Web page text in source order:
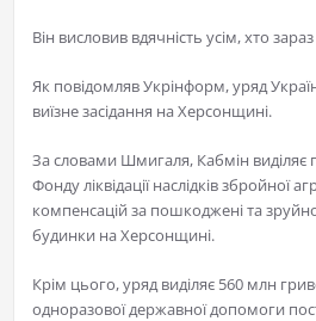
Він висловив вдячність усім, хто
Як повідомляв Укрінформ, уряд
виїзне засідання на Херсонщині.
За словами Шмигаля, Кабмін виділяє
Фонду ліквідації наслідків збройної
компенсацій за пошкоджені та
будинки на Херсонщині.
Крім цього, уряд виділяє 560 млн
одноразової державної допомоги